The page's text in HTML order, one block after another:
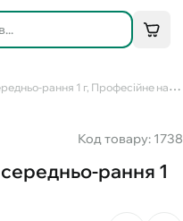
рання 1 г, Професійне насіння
Код товару: 1738
рання 1